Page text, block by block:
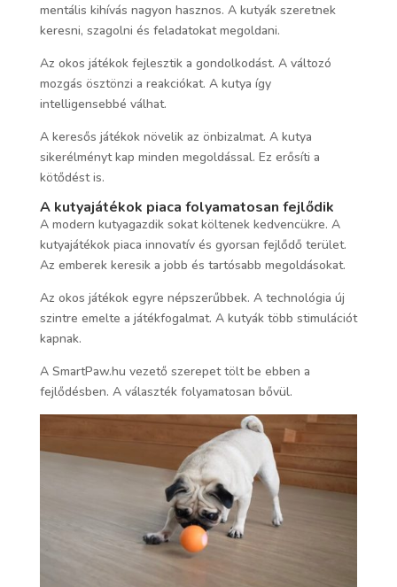
mentális kihívás nagyon hasznos. A kutyák szeretnek
keresni, szagolni és feladatokat megoldani.
Az okos játékok fejlesztik a gondolkodást. A változó
mozgás ösztönzi a reakciókat. A kutya így
intelligensebbé válhat.
A keresős játékok növelik az önbizalmat. A kutya
sikerélményt kap minden megoldással. Ez erősíti a
kötődést is.
A kutyajátékok piaca folyamatosan fejlődik
A modern kutyagazdik sokat költenek kedvencükre. A
kutyajátékok piaca innovatív és gyorsan fejlődő terület.
Az emberek keresik a jobb és tartósabb megoldásokat.
Az okos játékok egyre népszerűbbek. A technológia új
szintre emelte a játékfogalmat. A kutyák több stimulációt
kapnak.
A SmartPaw.hu vezető szerepet tölt be ebben a
fejlődésben. A választék folyamatosan bővül.